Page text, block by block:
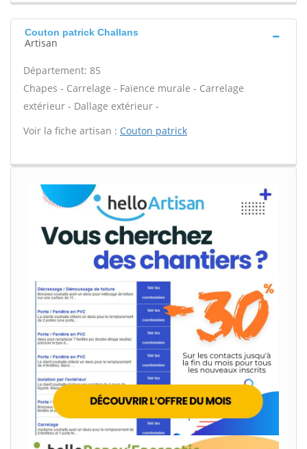
Couton patrick Challans
Artisan
Département: 85
Chapes - Carrelage - Faïence murale - Carrelage
extérieur - Dallage extérieur -
Voir la fiche artisan : Couton patrick